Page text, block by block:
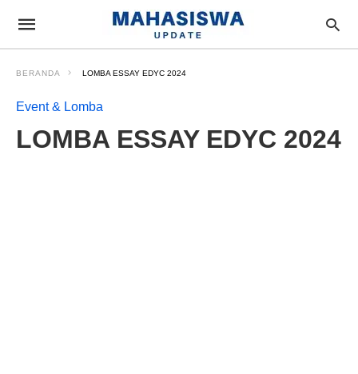
BERANDA LOMBA ESSAY EDYC 2024
Event & Lomba
LOMBA ESSAY EDYC 2024